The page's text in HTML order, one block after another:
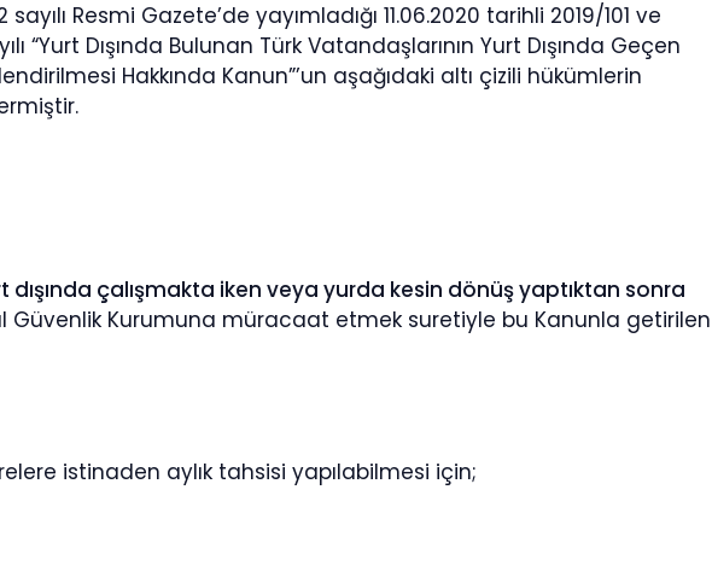
Resmi Gazete’de yayımladığı 11.06.2020 tarihli 2019/101 ve
“Yurt Dışında Bulunan Türk Vatandaşlarının Yurt Dışında Geçen
Hakkında Kanun”’un aşağıdaki altı çizili hükümlerin
dışında çalışmakta iken veya yurda kesin dönüş yaptıktan sonra
Güvenlik Kurumuna müracaat etmek suretiyle bu Kanunla getirilen
istinaden aylık tahsisi yapılabilmesi için;